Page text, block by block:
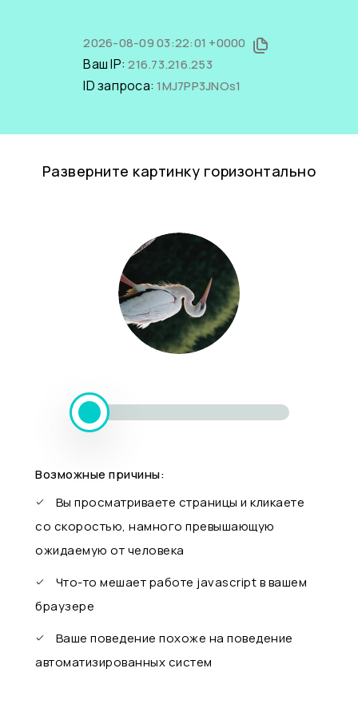
2026-08-09 03:22:01 +0000
Ваш IP:216.73.216.253
ID запроса:1MJ7PP3JNOs1
Разверните картинку горизонтально
Возможные причины:
Вы просматриваете страницы и кликаете
со скоростью, намного превышающую
ожидаемую от человека
Что-то мешает работе javascript в вашем
браузере
Ваше поведение похоже на поведение
автоматизированных систем